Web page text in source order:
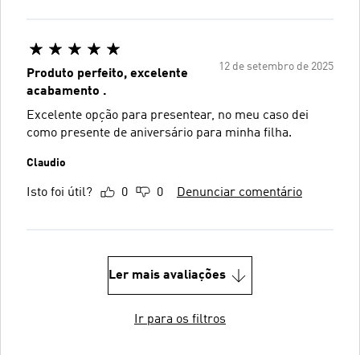
12 de setembro de 2025
Produto perfeito, excelente
acabamento .
Excelente opção para presentear, no meu caso dei
como presente de aniversário para minha filha.
Claudio
Isto foi útil? 0 0 Denunciar comentário
Ler mais avaliações
Ir para os filtros